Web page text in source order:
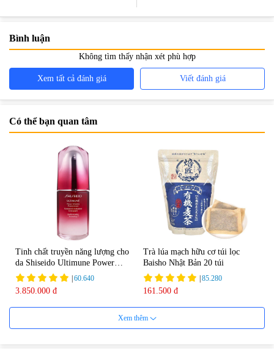
Bình luận
Không tìm thấy nhận xét phù hợp
Xem tất cả đánh giá Viết đánh giá
Có thể bạn quan tâm
Tinh chất truyền năng lượng cho
da Shiseido Ultimune Power
75ml
60.640
3.850.000 đ
Trà lúa mạch hữu cơ túi lọc
Baisho Nhật Bản 20 túi
85.280
161.500 đ
Xem thêm